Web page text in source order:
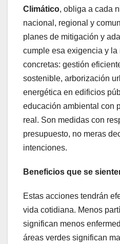
Climático, obliga a cada
nacional, regional y
planes de mitigación y
cumple esa exigencia y
concretas: gestión
sostenible, arborización
energética en edificios
educación ambiental con
real. Son medidas con
presupuesto, no meras
intenciones.
Beneficios que se
Estas acciones tendrán
vida cotidiana. Menos
significan menos
áreas verdes significan